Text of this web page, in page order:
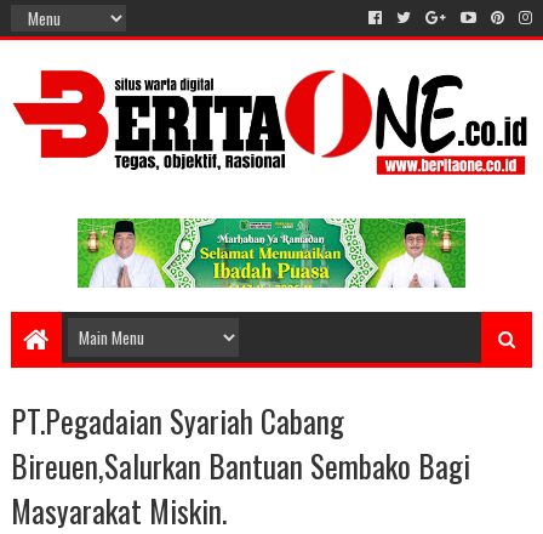
PT.Pegadaian Syariah Cabang
Bireuen,Salurkan Bantuan Sembako Bagi
Masyarakat Miskin.